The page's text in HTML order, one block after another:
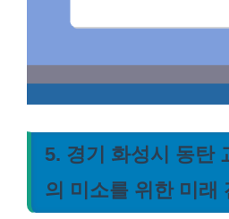
5. 경기 화성시 동탄
의 미소를 위한 미래